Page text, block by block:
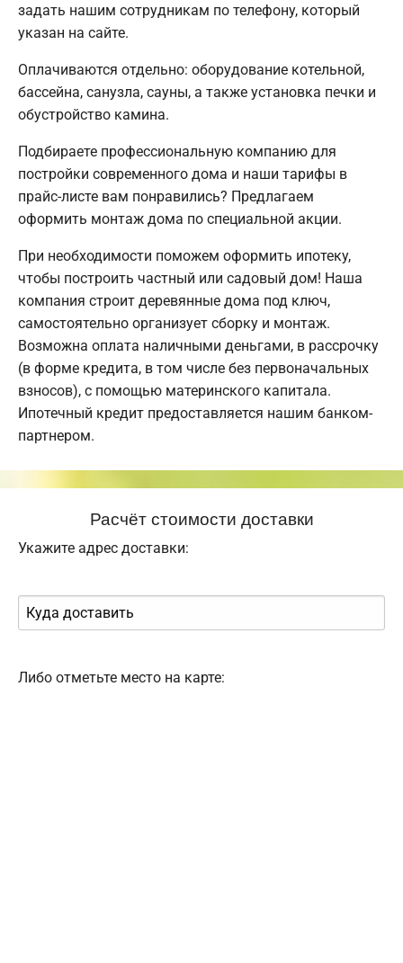
задать нашим сотрудникам по телефону, который
указан на сайте.
Оплачиваются отдельно: оборудование котельной,
бассейна, санузла, сауны, а также установка печки и
обустройство камина.
Подбираете профессиональную компанию для
постройки современного дома и наши тарифы в
прайс-листе вам понравились? Предлагаем
оформить монтаж дома по специальной акции.
При необходимости поможем оформить ипотеку,
чтобы построить частный или садовый дом! Наша
компания строит деревянные дома под ключ,
самостоятельно организует сборку и монтаж.
Возможна оплата наличными деньгами, в рассрочку
(в форме кредита, в том числе без первоначальных
взносов), с помощью материнского капитала.
Ипотечный кредит предоставляется нашим банком-
партнером.
Расчёт стоимости доставки
Укажите адрес доставки:
Либо отметьте место на карте: